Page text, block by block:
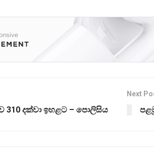
310 දක්වා ඉහළට – පොලිසිය
Next